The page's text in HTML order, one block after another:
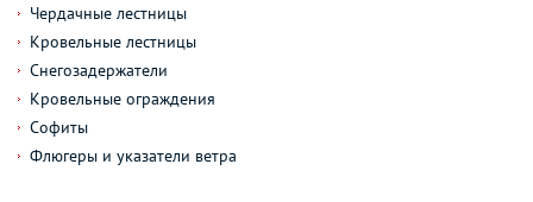
Чердачные лестницы
Кровельные лестницы
Снегозадержатели
Кровельные ограждения
Софиты
Флюгеры и указатели ветра